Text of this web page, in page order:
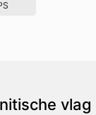
vlag